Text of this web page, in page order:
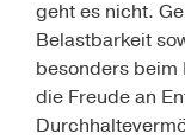
geht es nicht.
Belastbarkeit
besonders beim
die Freude an